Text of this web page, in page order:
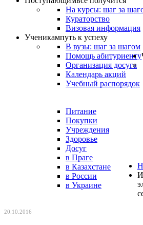
На курсы: шаг за
Кураторство
Визовая информация
Ученикампуть к успеху
В вузы: шаг за шагом
Помощь абитуриенту
Организация досуга
Календарь акций
Учебный распорядок
Питание
Покупки
Учреждения
Здоровье
Досуг
в Праге
в Казахстане
в России
в Украине
20.10.2016